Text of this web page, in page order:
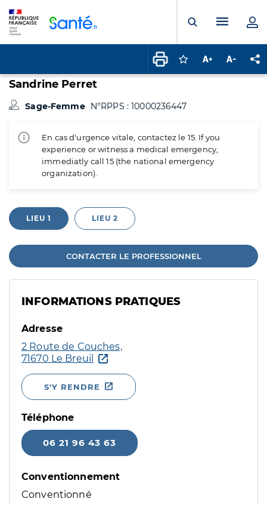
Ouvrir laMenu
Connectez-vous
Augmenter la
Sandrine Perret
Sage-Femme N°RPPS : 10000236447
En cas d'urgence vitale, contactez le 15. If you
experience or witness a medical emergency,
immediatly call 15 (the national emergency
organization).
LIEU 1 LIEU 2
CONTACTER LE PROFESSIONNEL
INFORMATIONS PRATIQUES
Adresse
2 Route de Couches,
71670 Le Breuil
S'Y RENDRE
Téléphone
06 21 96 43 63
Conventionnement
Conventionné